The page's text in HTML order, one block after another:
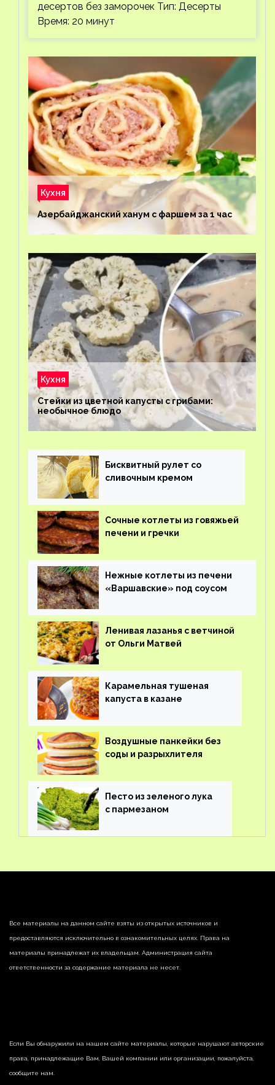
десертов без заморочек Тип: Десерты
Время: 20 минут
Кухня
Азербайджанский ханум с фаршем за 1 час
Кухня
Стейки из цветной капусты с грибами:
необычное блюдо
Бисквитный рулет со
сливочным кремом
Сочные котлеты из говяжьей
печени и гречки
Нежные котлеты из печени
«Варшавские» под соусом
Ленивая лазанья с ветчиной
от Ольги Матвей
Карамельная тушеная
капуста в казане
Воздушные панкейки без
соды и разрыхлителя
Песто из зеленого лука
с пармезаном
Все материалы на данном сайте взяты из открытых источников и
предоставляются исключительно в ознакомительных целях. Права на
материалы принадлежат их владельцам. Администрация сайта
ответственности за содержание материала не несет.
Если Вы обнаружили на нашем сайте материалы, которые нарушают авторские
права, принадлежащие Вам, Вашей компании или организации, пожалуйста,
сообщите нам.